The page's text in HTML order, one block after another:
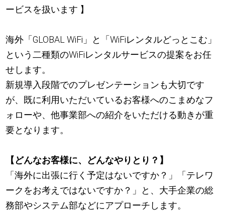
ービスを扱います 】
海外「GLOBAL WiFi」と「WiFiレンタルどっとこむ」
という二種類のWiFiレンタルサービスの提案をお任
せします。
新規導入段階でのプレゼンテーションも大切です
が、既に利用いただいているお客様へのこまめなフ
ォローや、他事業部への紹介をいただける動きが重
要となります。
【どんなお客様に、どんなやりとり？】
「海外に出張に行く予定はないですか？」「テレワ
ークをお考えではないですか？」と、大手企業の総
務部やシステム部などにアプローチします。